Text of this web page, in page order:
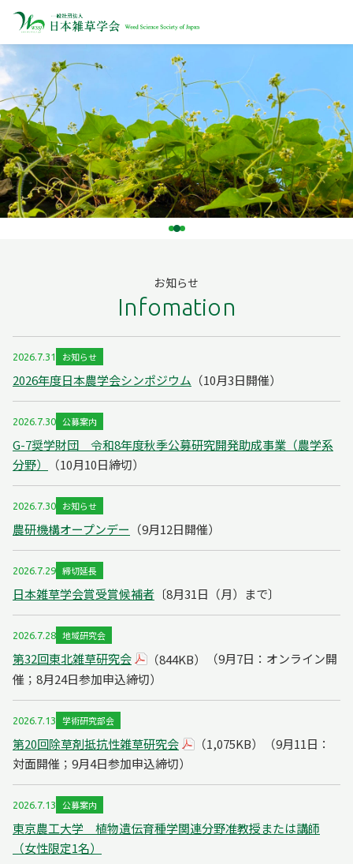
お知らせ
Infomation
2026.7.31 お知らせ
2026年度日本農学会シンポジウム （10月3日開催）
2026.7.30 公募案内
G-7奨学財団 令和8年度秋季公募研究開発助成事業（農学系
分野）
（10月10日締切）
2026.7.30 お知らせ
農研機構オープンデー （9月12日開催）
2026.7.29 締切延長
日本雑草学会賞受賞候補者 〔8月31日（月）まで〕
2026.7.28 地域研究会
第32回東北雑草研究会 （844KB）
（9月7日：オンライン開
催；8月24日参加申込締切）
2026.7.13 学術研究部会
第20回除草剤抵抗性雑草研究会 （1,075KB）
（9月11日：
対面開催；9月4日参加申込締切）
2026.7.13 公募案内
東京農工大学 植物遺伝育種学関連分野准教授または講師
（女性限定1名）